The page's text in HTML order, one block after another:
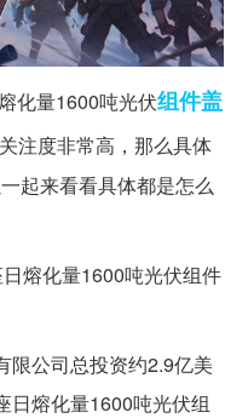
化量1600吨光伏组件盖
注度非常高，那么具体
起来看看具体都是怎么
熔化量1600吨光伏组件
限公司总投资约2.9亿美
日熔化量1600吨光伏组